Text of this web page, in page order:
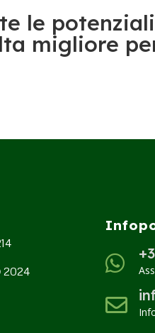
le
migliore
2024 
